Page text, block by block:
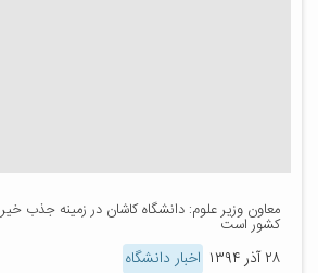
معاون وزیر علوم: دانشگاه کاشان در زمینه جذب
کشور است
۲۸ آذر ۱۳۹۴ اخبار دانشگاه